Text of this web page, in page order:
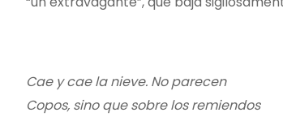
Cae y cae la nieve. No parecen
Copos, sino que sobre los remiendos